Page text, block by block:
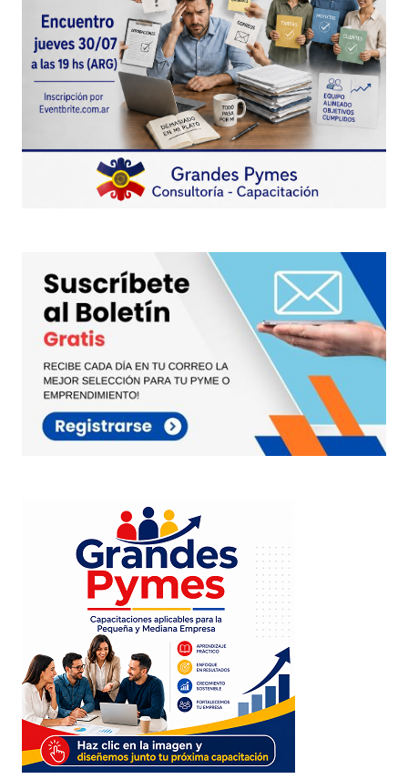
Comentario *
*
Your E-mail*
este navegador para la próxima vez que
Este sitio esta protegido por
reCAPTCHA y la
Política de
privacidady losTérminos del servicio
de Googlese aplican.